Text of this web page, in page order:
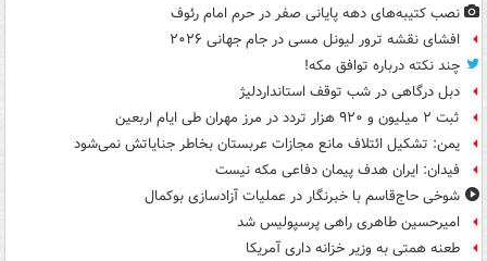
نصب کتیبه‌های دهه پایانی صفر در حرم امام رئوف
افشای نقشه ترور لیونل مسی در جام جهانی ۲۰۲۶
چند نکته درباره توافق مکه!
دبل درگاهی در شب توقف استانداردلیژ
ثبت ۲ میلیون و ۹۲۰ هزار تردد در مرز مهران طی ایام اربعین
یمن: تشکیل ائتلاف مانع مجازات عربستان بخاطر جنایاتش نمی‌شود
فیدان: ایران هدف پیمان دفاعی مکه نیست
شوخی حاج‌قاسم با خبرنگار در عملیات آزادسازی بوکمال
امیرحسین طاهری راهی پرسپولیس شد
طعنه همتی به وزیر خزانه داری آمریکا